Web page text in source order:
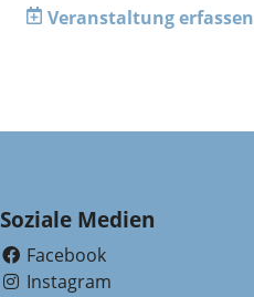
Veranstaltung erfassen
Soziale Medien
Facebook
Instagram